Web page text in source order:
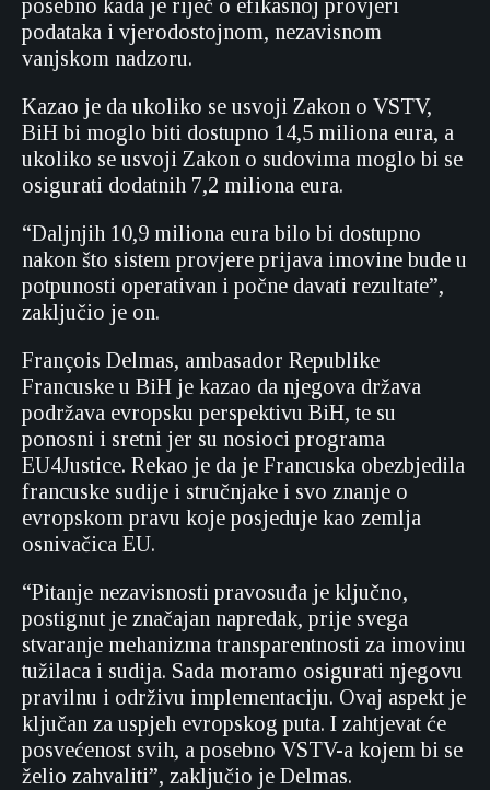
posebno kada je riječ o efikasnoj provjeri
podataka i vjerodostojnom, nezavisnom
vanjskom nadzoru.
Kazao je da ukoliko se usvoji Zakon o VSTV,
BiH bi moglo biti dostupno 14,5 miliona eura, a
ukoliko se usvoji Zakon o sudovima moglo bi se
osigurati dodatnih 7,2 miliona eura.
“Daljnjih 10,9 miliona eura bilo bi dostupno
nakon što sistem provjere prijava imovine bude u
potpunosti operativan i počne davati rezultate”,
zaključio je on.
François Delmas, ambasador Republike
Francuske u BiH je kazao da njegova država
podržava evropsku perspektivu BiH, te su
ponosni i sretni jer su nosioci programa
EU4Justice. Rekao je da je Francuska obezbjedila
francuske sudije i stručnjake i svo znanje o
evropskom pravu koje posjeduje kao zemlja
osnivačica EU.
“Pitanje nezavisnosti pravosuđa je ključno,
postignut je značajan napredak, prije svega
stvaranje mehanizma transparentnosti za imovinu
tužilaca i sudija. Sada moramo osigurati njegovu
pravilnu i održivu implementaciju. Ovaj aspekt je
ključan za uspjeh evropskog puta. I zahtjevat će
posvećenost svih, a posebno VSTV-a kojem bi se
želio zahvaliti”, zaključio je Delmas.